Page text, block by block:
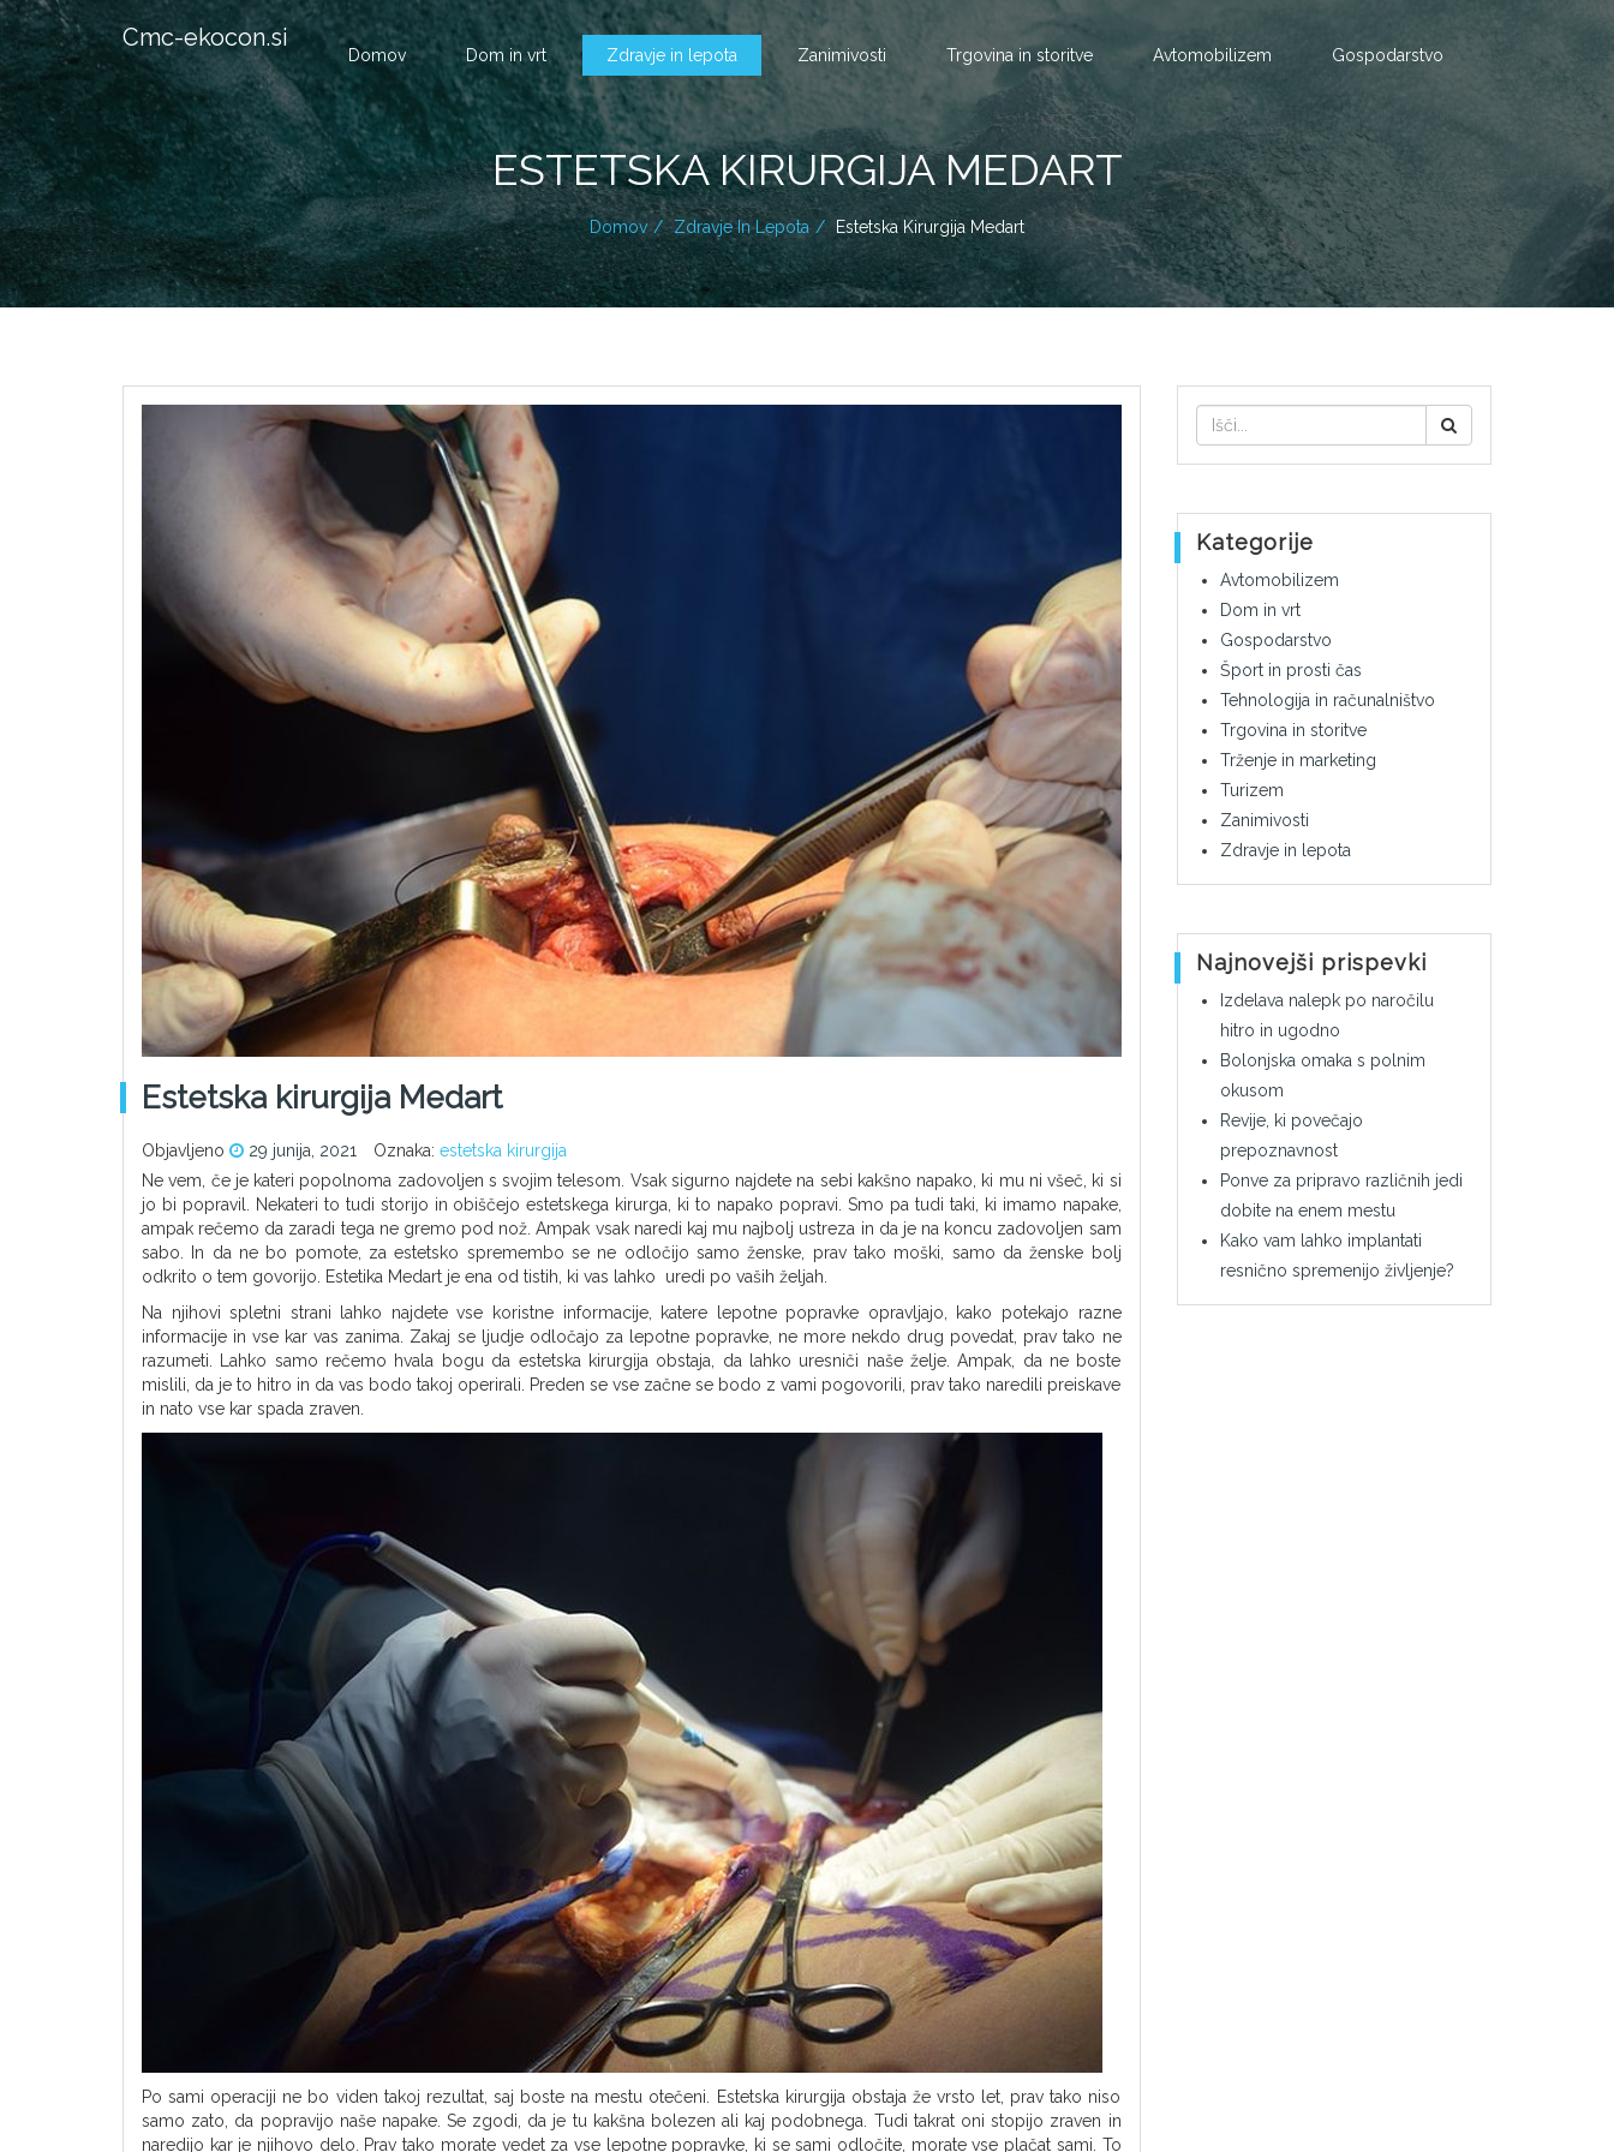
Cmc-ekocon.si
Domov Dom in vrt Zdravje in lepota Zanimivosti Trgovina in storitve Avtomobilizem Gospodarstvo
ESTETSKA KIRURGIJA MEDART
Domov Zdravje In Lepota Estetska Kirurgija Medart
Estetska kirurgija Medart
Objavljeno 29 junija, 2021 Oznaka: estetska kirurgija
Ne vem, če je kateri popolnoma zadovoljen s svojim telesom. Vsak sigurno najdete na sebi kakšno napako, ki mu ni všeč, ki si
jo bi popravil. Nekateri to tudi storijo in obiščejo estetskega kirurga, ki to napako popravi. Smo pa tudi taki, ki imamo napake,
ampak rečemo da zaradi tega ne gremo pod nož. Ampak vsak naredi kaj mu najbolj ustreza in da je na koncu zadovoljen sam
sabo. In da ne bo pomote, za estetsko spremembo se ne odločijo samo ženske, prav tako moški, samo da ženske bolj
odkrito o tem govorijo. Estetika Medart je ena od tistih, ki vas lahko uredi po vaših željah.
Na njihovi spletni strani lahko najdete vse koristne informacije, katere lepotne popravke opravljajo, kako potekajo razne
informacije in vse kar vas zanima. Zakaj se ljudje odločajo za lepotne popravke, ne more nekdo drug povedat, prav tako ne
razumeti. Lahko samo rečemo hvala bogu da estetska kirurgija obstaja, da lahko uresniči naše želje. Ampak, da ne boste
mislili, da je to hitro in da vas bodo takoj operirali. Preden se vse začne se bodo z vami pogovorili, prav tako naredili preiskave
in nato vse kar spada zraven.
Po sami operaciji ne bo viden takoj rezultat, saj boste na mestu otečeni. Estetska kirurgija obstaja že vrsto let, prav tako niso
samo zato, da popravijo naše napake. Se zgodi, da je tu kakšna bolezen ali kaj podobnega. Tudi takrat oni stopijo zraven in
naredijo kar je njihovo delo. Prav tako morate vedet za vse lepotne popravke, ki se sami odločite, morate vse plačat sami. To
Kategorije
Avtomobilizem
Dom in vrt
Gospodarstvo
Šport in prosti čas
Tehnologija in računalništvo
Trgovina in storitve
Trženje in marketing
Turizem
Zanimivosti
Zdravje in lepota
Najnovejši prispevki
Izdelava nalepk po naročilu
hitro in ugodno
Bolonjska omaka s polnim
okusom
Revije, ki povečajo
prepoznavnost
Ponve za pripravo različnih jedi
dobite na enem mestu
Kako vam lahko implantati
resnično spremenijo življenje?